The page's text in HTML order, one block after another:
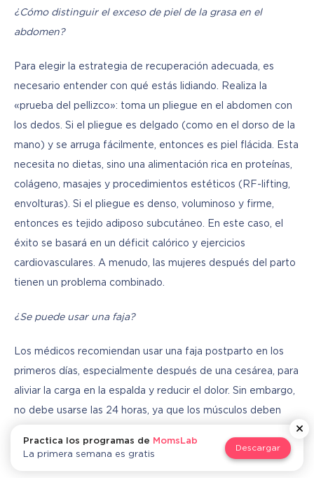
¿Cómo distinguir el exceso de piel de la grasa en el
abdomen?
Para elegir la estrategia de recuperación adecuada, es
necesario entender con qué estás lidiando. Realiza la
«prueba del pellizco»: toma un pliegue en el abdomen con
los dedos. Si el pliegue es delgado (como en el dorso de la
mano) y se arruga fácilmente, entonces es piel flácida. Esta
necesita no dietas, sino una alimentación rica en proteínas,
colágeno, masajes y procedimientos estéticos (RF-lifting,
envolturas). Si el pliegue es denso, voluminoso y firme,
entonces es tejido adiposo subcutáneo. En este caso, el
éxito se basará en un déficit calórico y ejercicios
cardiovasculares. A menudo, las mujeres después del parto
tienen un problema combinado.
¿Se puede usar una faja?
Los médicos recomiendan usar una faja postparto en los
primeros días, especialmente después de una cesárea, para
aliviar la carga en la espalda y reducir el dolor. Sin embargo,
no debe usarse las 24 horas, ya que los músculos deben
¿Por qué mi peso no cambia incluso si como poco?
Practica los programas de
MomsLab
La primera semana es gratis
Descargar